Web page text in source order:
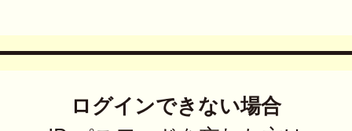
ログインできない場合